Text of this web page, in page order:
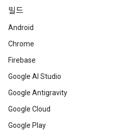
빌드
Android
Chrome
Firebase
Google AI Studio
Google Antigravity
Google Cloud
Google Play